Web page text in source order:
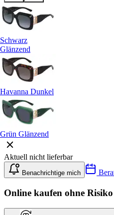
Schwarz
Glänzend
Havanna Dunkel
Grün Glänzend
Aktuell nicht lieferbar
Benachrichtige mich
Online kaufen ohne Risiko